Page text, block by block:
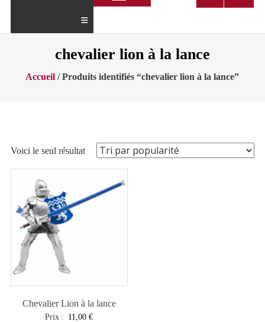
chevalier lion à la lance
Accueil / Produits identifiés “chevalier lion à la lance”
Voici le seul résultat
Chevalier Lion à la lance
Prix : 11,00€